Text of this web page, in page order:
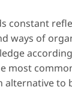
constant
ways of
most
alternative